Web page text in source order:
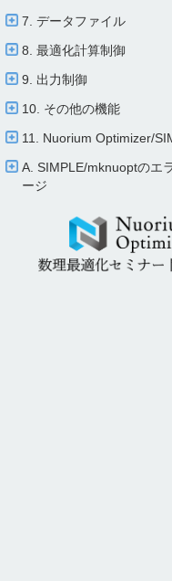
7. データファイル
8. 最適化計算制御
9. 出力制御
10. その他の機能
11. Nuorium Optimizer/​
A. SIMPLE/​mknuoptのエ
ージ